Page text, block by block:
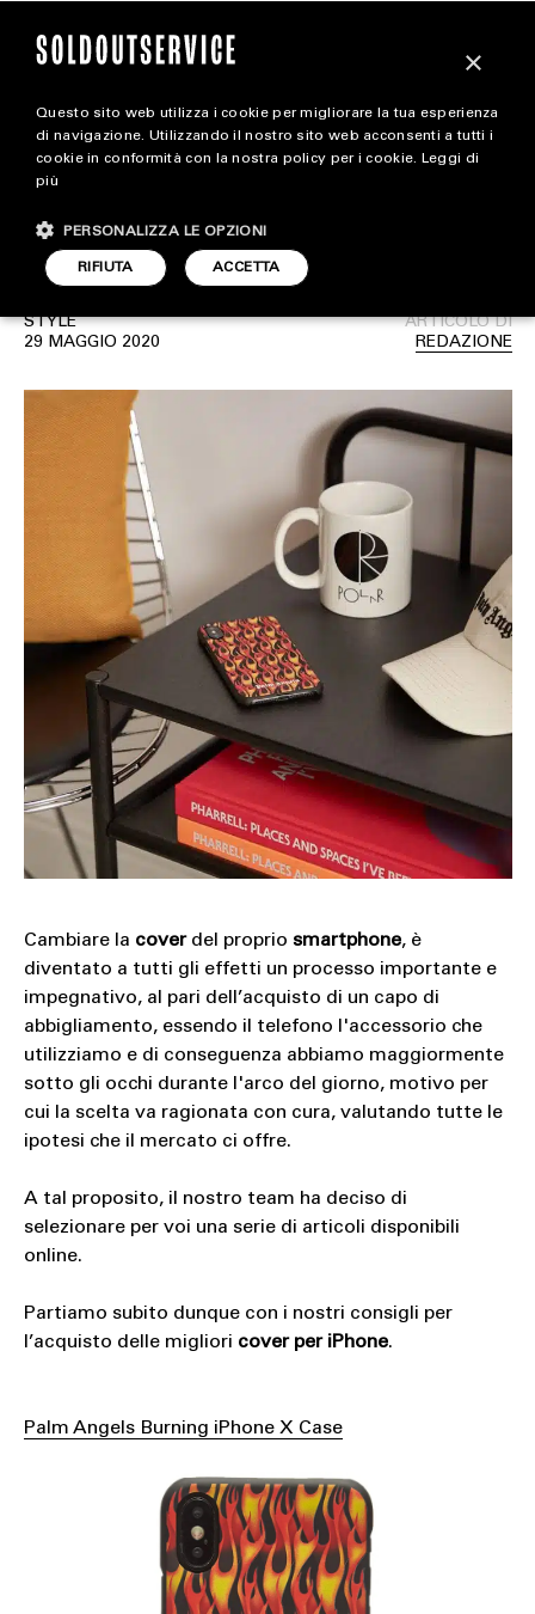
magazine
STYLE
FOOTWEAR
Le migliori cover per
iPhone da acquistare
online
STYLE
29 MAGGIO 2020
ARTICOLO DI
REDAZIONE
Cambiare la coverdel proprio smartphone, è
diventato a tutti gli effetti un processo importante e
impegnativo, al pari dell’acquisto di un capo di
abbigliamento, essendo il telefono l'accessorio che
utilizziamo e di conseguenza abbiamo maggiormente
sotto gli occhi durante l'arco del giorno, motivo per
cui la scelta va ragionata con cura, valutando tutte le
ipotesi che il mercato ci offre.
A tal proposito, il nostro team ha deciso di
selezionare per voi una serie di articoli disponibili
online.
Partiamo subito dunque con i nostri consigli per
l’acquisto delle migliori cover per iPhone.
Palm Angels Burning iPhone X Case
×
Questo sito web utilizza i cookie per migliorare la tua esperienza
di navigazione. Utilizzando il nostro sito web acconsenti a tutti i
cookie in conformità con la nostra policy per i cookie. Leggi di
più
ACCETTA
RIFIUTA
PERSONALIZZA LE OPZIONI